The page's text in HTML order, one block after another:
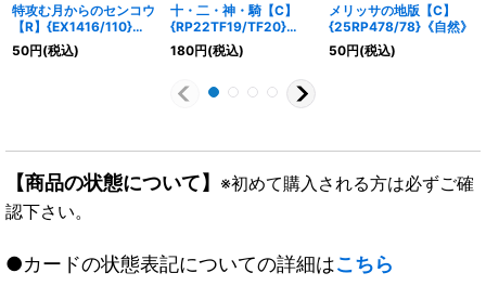
特攻む月からのセンコウ
【R】{EX1416/110}
《闇》
50円(税込)
十・二・神・騎【C】
{RP22TF19/TF20}
《水》
180円(税込)
メリッサの地版【C】
{25RP478/78}《自然》
50円(税込)
【商品の状態について】 ※初めて購入される方は必ずご確
認下さい。
●カードの状態表記についての詳細はこちら